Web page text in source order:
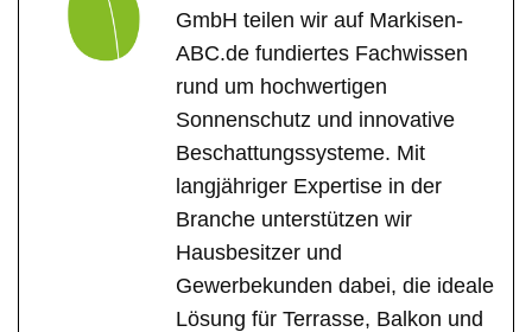
GmbH teilen wir auf Markisen-
ABC.de fundiertes Fachwissen
rund um hochwertigen
Sonnenschutz und innovative
Beschattungssysteme. Mit
langjähriger Expertise in der
Branche unterstützen wir
Hausbesitzer und
Gewerbekunden dabei, die ideale
Lösung für Terrasse, Balkon und